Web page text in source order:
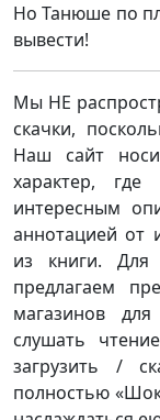
Но Танюше по
вывести!
Мы НЕ
скачки,
Наш сайт
характер, где
интересным
аннотацией от
из книги. Для
предлагаем
магазинов
слушать
загрузить /
полностью